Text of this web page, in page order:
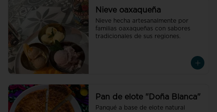
Nieve oaxaqueña
Nieve hecha artesanalmente por
familias oaxaqueñas con sabores
tradicionales de sus regiones.
Pan de elote "Doña Blanca"
Panqué a base de elote natural